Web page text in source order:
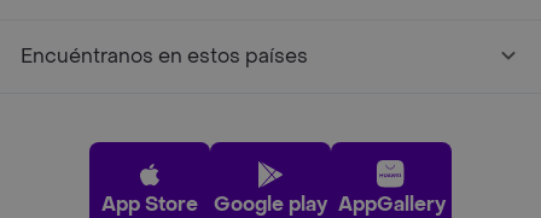
Encuéntranos en estos países
App Store Google play AppGallery